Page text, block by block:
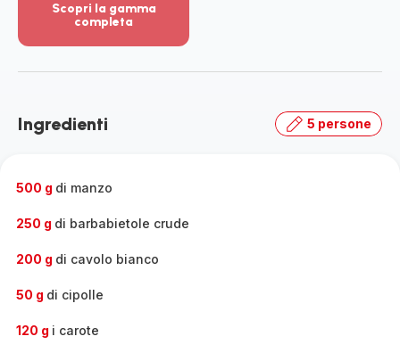
Scopri la gamma
completa
dettagli
la
Ingredienti 5 persone
500 g di manzo
250 g di barbabietole crude
200 g di cavolo bianco
50 g di cipolle
120 g i carote